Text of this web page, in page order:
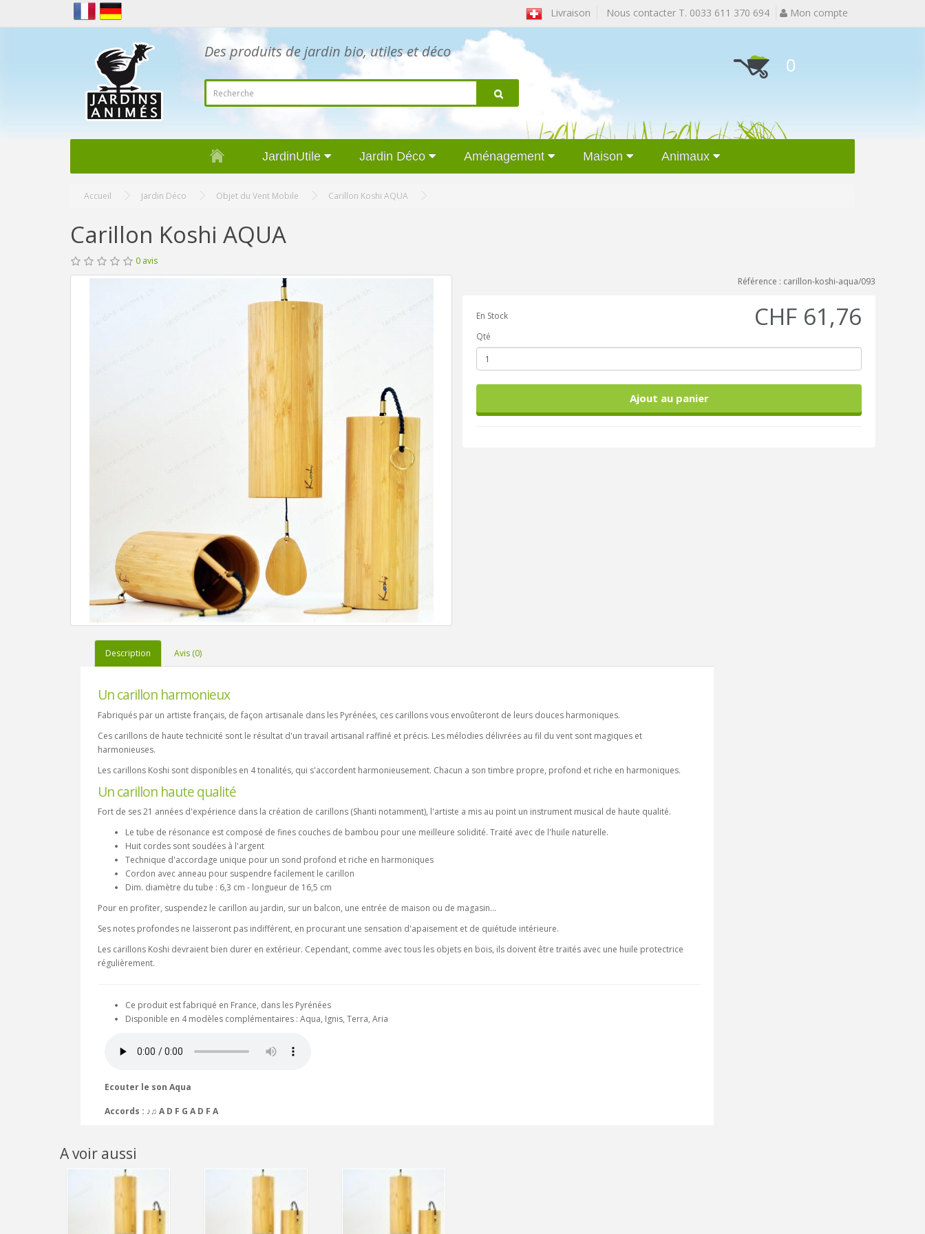
Livraison Nous contacter T. 0033 611 370 694 Mon compte
Des produits de jardin bio, utiles et déco
0
JardinUtile Jardin Déco Aménagement Maison Animaux
Accueil Jardin Déco Objet du Vent Mobile Carillon Koshi AQUA
Carillon Koshi AQUA
0 avis
Référence : carillon-koshi-aqua/093
En Stock CHF 61,76
Qté
Ajout au panier
Description Avis (0)
Un carillon harmonieux
Fabriqués par un artiste français, de façon artisanale dans les Pyrénées, ces carillons vous envoûteront de leurs douces harmoniques.
Ces carillons de haute technicité sont le résultat d'un travail artisanal raffiné et précis. Les mélodies délivrées au fil du vent sont magiques et
harmonieuses.
Les carillons Koshi sont disponibles en 4 tonalités, qui s'accordent harmonieusement. Chacun a son timbre propre, profond et riche en harmoniques.
Un carillon haute qualité
Fort de ses 21 années d'expérience dans la création de carillons (Shanti notamment), l'artiste a mis au point un instrument musical de haute qualité.
Le tube de résonance est composé de fines couches de bambou pour une meilleure solidité. Traité avec de l'huile naturelle.
Huit cordes sont soudées à l'argent
Technique d'accordage unique pour un sond profond et riche en harmoniques
Cordon avec anneau pour suspendre facilement le carillon
Dim. diamètre du tube : 6,3 cm - longueur de 16,5 cm
Pour en profiter, suspendez le carillon au jardin, sur un balcon, une entrée de maison ou de magasin...
Ses notes profondes ne laisseront pas indifférent, en procurant une sensation d'apaisement et de quiétude intérieure.
Les carillons Koshi devraient bien durer en extérieur. Cependant, comme avec tous les objets en bois, ils doivent être traités avec une huile protectrice
régulièrement.
Ce produit est fabriqué en France, dans les Pyrénées
Disponible en 4 modèles complémentaires : Aqua, Ignis, Terra, Aria
Ecouter le son Aqua
Accords : ♪♫ A D F G A D F A
A voir aussi